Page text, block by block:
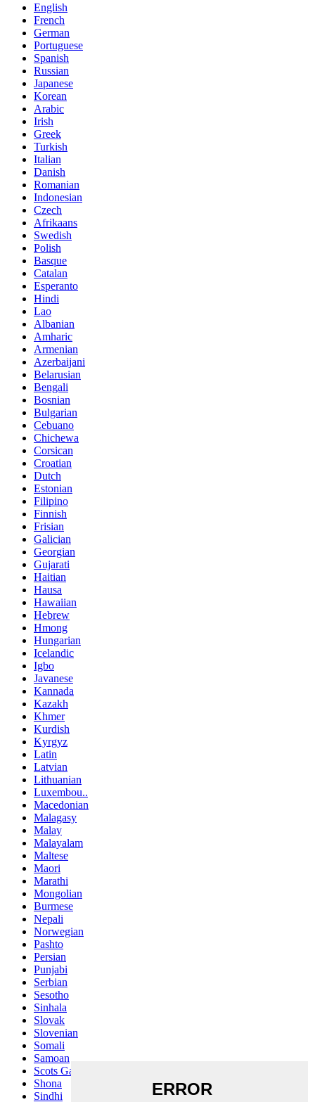
English
French
German
Portuguese
Spanish
Russian
Japanese
Korean
Arabic
Irish
Greek
Turkish
Italian
Danish
Romanian
Indonesian
Czech
Afrikaans
Swedish
Polish
Basque
Catalan
Esperanto
Hindi
Lao
Albanian
Amharic
Armenian
Azerbaijani
Belarusian
Bengali
Bosnian
Bulgarian
Cebuano
Chichewa
Corsican
Croatian
Dutch
Estonian
Filipino
Finnish
Frisian
Galician
Georgian
Gujarati
Haitian
Hausa
Hawaiian
Hebrew
Hmong
Hungarian
Icelandic
Igbo
Javanese
Kannada
Kazakh
Khmer
Kurdish
Kyrgyz
Latin
Latvian
Lithuanian
Luxembou..
Macedonian
Malagasy
Malay
Malayalam
Maltese
Maori
Marathi
Mongolian
Burmese
Nepali
Norwegian
Pashto
Persian
Punjabi
Serbian
Sesotho
Sinhala
Slovak
Slovenian
Somali
Samoan
Scots Gaelic
Shona
Sindhi